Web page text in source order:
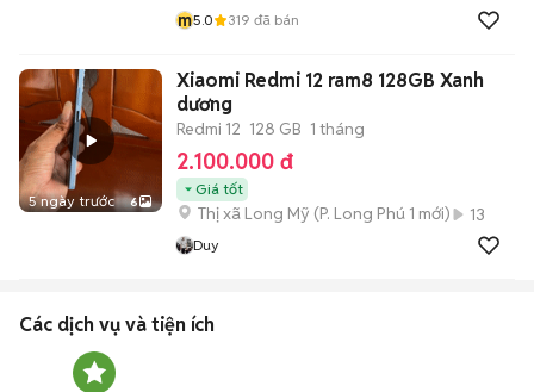
m5.0 319 đã bán
5 ngày trước 6
Xiaomi Redmi 12 ram8 128GB Xanh
dương
Redmi 12 128 GB 1 tháng
2.100.000 đ
Giá tốt
Thị xã Long Mỹ (P. Long Phú 1 mới) 13
Duy
Các dịch vụ và tiện ích